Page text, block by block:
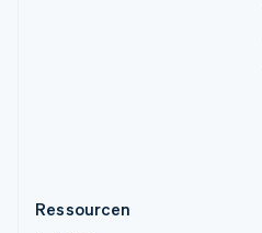
Ressourcen